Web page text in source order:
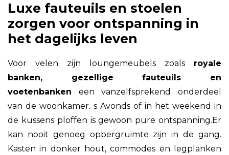
Luxe fauteuils en stoelen
zorgen voor ontspanning in
het dagelijks leven
Voor velen zijn loungemeubels zoals royale
banken, gezellige fauteuils en
voetenbanken een vanzelfsprekend onderdeel
van de woonkamer. s Avonds of in het weekend in
de kussens ploffen is gewoon pure ontspanning.Er
kan nooit genoeg opbergruimte zijn in de gang.
Kasten in donker hout, commodes en legplanken